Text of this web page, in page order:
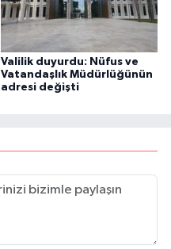
Valilik duyurdu: Nüfus ve
Vatandaşlık Müdürlüğünün
adresi değişti